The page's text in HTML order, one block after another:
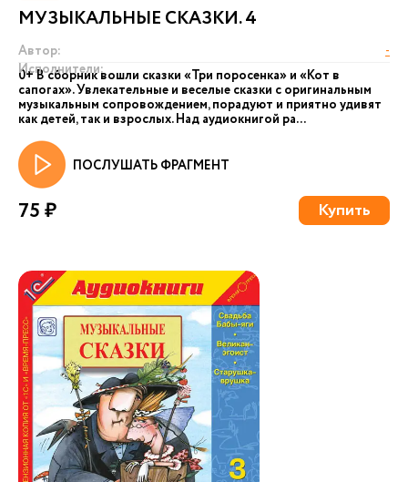
МУЗЫКАЛЬНЫЕ СКАЗКИ. 4
Автор:
-
Исполнители:
0+ В сборник вошли сказки «Три поросенка» и «Кот в
сапогах». Увлекательные и веселые сказки с оригинальным
музыкальным сопровождением, порадуют и приятно удивят
как детей, так и взрослых. Над аудиокнигой ра...
ПОСЛУШАТЬ ФРАГМЕНТ
75 ₽ Купить